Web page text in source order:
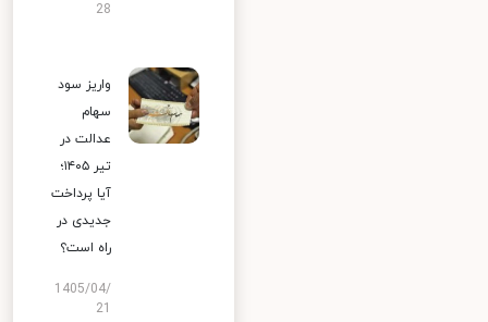
28
واریز سود
سهام
عدالت در
تیر ۱۴۰۵؛
آیا پرداخت
جدیدی در
راه است؟
1405/04/